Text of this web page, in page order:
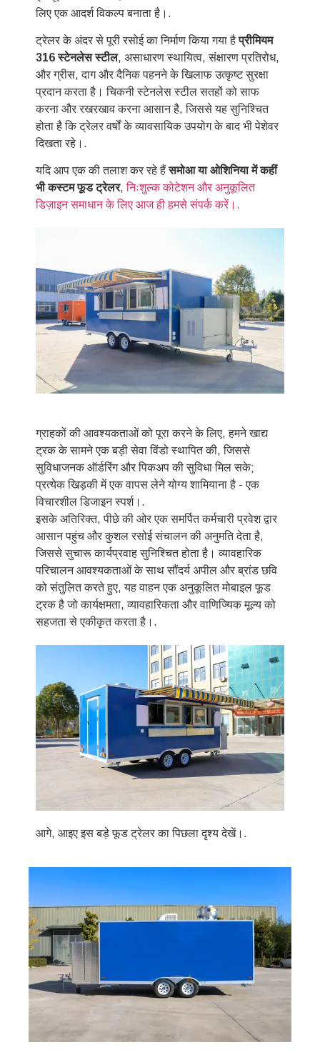
लिए एक आदर्श विकल्प बनाता है।.
ट्रेलर के अंदर से पूरी रसोई का निर्माण किया गया हैप्रीमियम
316 स्टेनलेस स्टील, असाधारण स्थायित्व, संक्षारण प्रतिरोध,
और ग्रीस, दाग और दैनिक पहनने के खिलाफ उत्कृष्ट सुरक्षा
प्रदान करता है। चिकनी स्टेनलेस स्टील सतहों को साफ
करना और रखरखाव करना आसान है, जिससे यह सुनिश्चित
होता है कि ट्रेलर वर्षों के व्यावसायिक उपयोग के बाद भी पेशेवर
दिखता रहे।.
यदि आप एक की तलाश कर रहे हैंसमोआ या ओशिनिया में कहीं
भी कस्टम फूड ट्रेलर, निःशुल्क कोटेशन और अनुकूलित
डिज़ाइन समाधान के लिए आज ही हमसे संपर्क करें।.
ग्राहकों की आवश्यकताओं को पूरा करने के लिए, हमने खाद्य
ट्रक के सामने एक बड़ी सेवा विंडो स्थापित की, जिससे
सुविधाजनक ऑर्डरिंग और पिकअप की सुविधा मिल सके;
प्रत्येक खिड़की में एक वापस लेने योग्य शामियाना है - एक
विचारशील डिजाइन स्पर्श।.
इसके अतिरिक्त, पीछे की ओर एक समर्पित कर्मचारी प्रवेश द्वार
आसान पहुंच और कुशल रसोई संचालन की अनुमति देता है,
जिससे सुचारू कार्यप्रवाह सुनिश्चित होता है। व्यावहारिक
परिचालन आवश्यकताओं के साथ सौंदर्य अपील और ब्रांड छवि
को संतुलित करते हुए, यह वाहन एक अनुकूलित मोबाइल फूड
ट्रक है जो कार्यक्षमता, व्यावहारिकता और वाणिज्यिक मूल्य को
सहजता से एकीकृत करता है।.
आगे, आइए इस बड़े फूड ट्रेलर का पिछला दृश्य देखें।.